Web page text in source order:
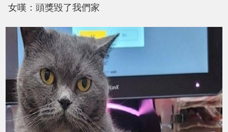
女嘆：頭獎毀了我們家